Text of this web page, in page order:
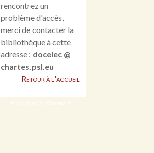
rencontrez un
problème d'accès,
merci de contacter la
bibliothèque à cette
adresse : docelec @
chartes.psl.eu
Retour à l'accueil
Propulsé par Omeka S